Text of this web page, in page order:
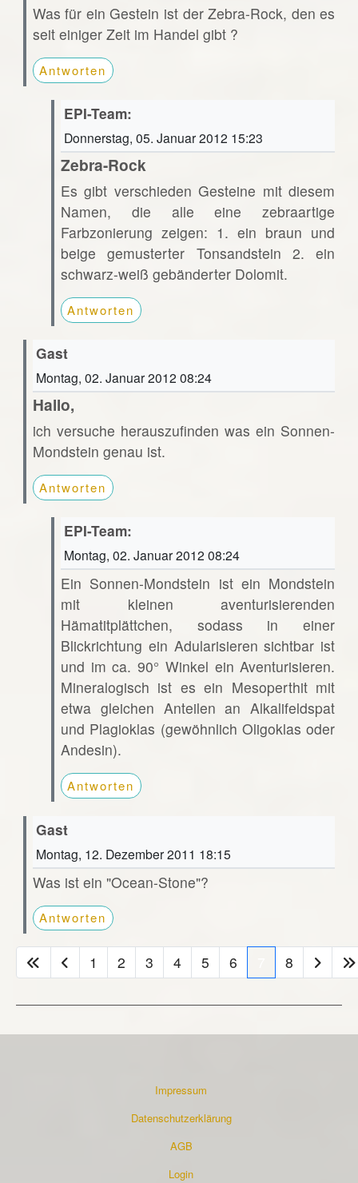
Was für ein Gestein ist der Zebra-Rock, den es
seit einiger Zeit im Handel gibt ?
Antworten
EPI-Team:
Donnerstag, 05. Januar 2012 15:23
Zebra-Rock
Es gibt verschieden Gesteine mit diesem
Namen, die alle eine zebraartige
Farbzonierung zeigen: 1. ein braun und
beige gemusterter Tonsandstein 2. ein
schwarz-weiß gebänderter Dolomit.
Antworten
Gast
Montag, 02. Januar 2012 08:24
Hallo,
ich versuche herauszufinden was ein Sonnen-
Mondstein genau ist.
Antworten
EPI-Team:
Montag, 02. Januar 2012 08:24
Ein Sonnen-Mondstein ist ein Mondstein
mit kleinen aventurisierenden
Hämatitplättchen, sodass in einer
Blickrichtung ein Adularisieren sichtbar ist
und im ca. 90° Winkel ein Aventurisieren.
Mineralogisch ist es ein Mesoperthit mit
etwa gleichen Anteilen an Alkalifeldspat
und Plagioklas (gewöhnlich Oligoklas oder
Andesin).
Antworten
Gast
Montag, 12. Dezember 2011 18:15
Was ist ein "Ocean-Stone"?
Antworten
1 2 3 4 5 6 8
Impressum
Datenschutzerklärung
AGB
Login